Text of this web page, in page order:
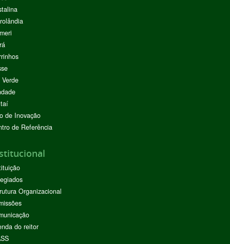
de Inovação
de Referência
Organizacional
do reitor